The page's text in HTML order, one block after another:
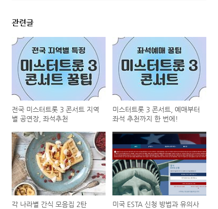
관련글
전국 미스터트롯 3 콘서트 지역
별 공연장, 좌석추천
미스터트롯 3 콘서트, 예매부터
좌석 추천까지 한 번에!
각 나라별 간식 모음집 2탄
미국 ESTA 신청 방법과 유의사